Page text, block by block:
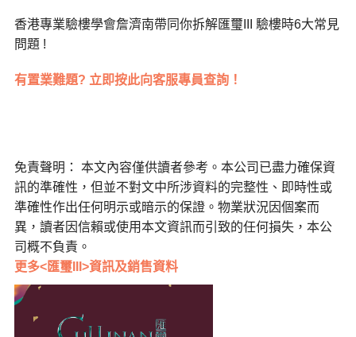
香港專業驗樓學會詹濟南帶同你拆解匯璽III 驗樓時6大常見
問題 !
有置業難題? 立即按此向客服專員查詢！
免責聲明： 本文內容僅供讀者參考。本公司已盡力確保資
訊的準確性，但並不對文中所涉資料的完整性、即時性或
準確性作出任何明示或暗示的保證。物業狀況因個案而
異，讀者因信賴或使用本文資訊而引致的任何損失，本公
司概不負責。
更多<匯璽III>資訊及銷售資料